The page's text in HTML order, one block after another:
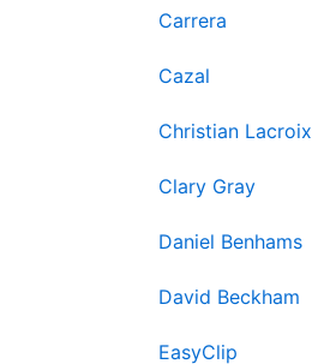
Carrera
Cazal
Christian Lacroix
Clary Gray
Daniel Benhams
David Beckham
EasyClip